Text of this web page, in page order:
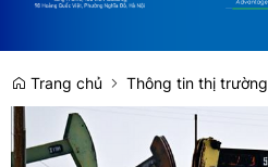
Trang chủ Thông tin thị trường